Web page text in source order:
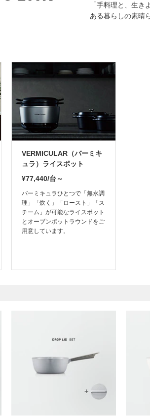
「手料理と、生
ある暮らしの素晴
VERMICULAR（バーミキ
ュラ）ライスポット
¥77,440/台～
バーミキュラひとつで「無水調
理」「炊く」「ロースト」「ス
チーム」が可能なライスポット
とオーブンポットラウンドをご
用意しています。